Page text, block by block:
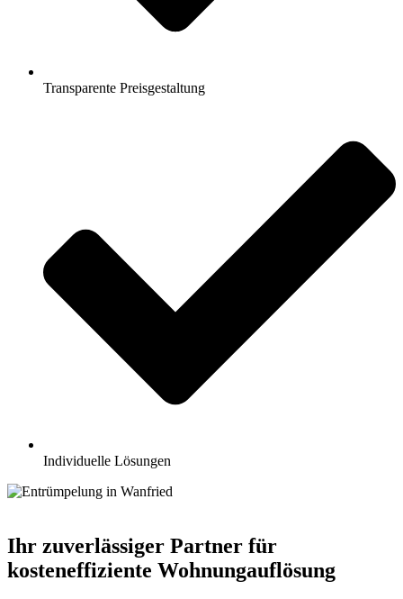
Transparente Preisgestaltung
Individuelle Lösungen
Ihr zuverlässiger Partner für
kosteneffiziente Wohnungauflösung